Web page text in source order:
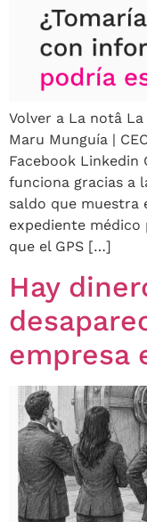
Volver a La notâ
Maru Munguía |
Facebook Linkedin
funciona gracias a
saldo que muestra
expediente médico
que el GPS […]
Hay
empresa